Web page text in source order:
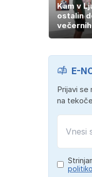
Kam v
ostalin
E-
Prijavi se
na